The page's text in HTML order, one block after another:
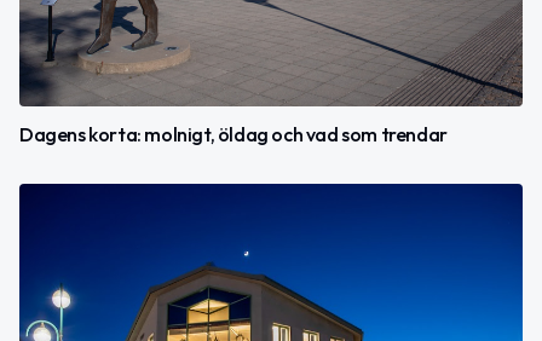
Dagens korta: molnigt, öldag och vad som trendar